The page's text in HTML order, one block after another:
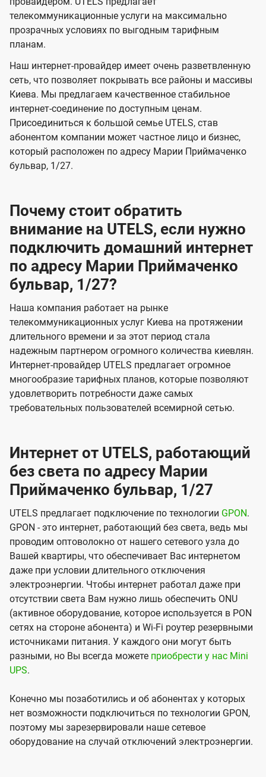
s
д
е
н
и
я
д
е
и
я
телекоммуникационные услуги на максимально
прозрачных условиях по выгодным тарифным
планам.
Наш интернет-провайдер имеет очень разветвленную
сеть, что позволяет покрывать все районы и массивы
Киева. Мы предлагаем качественное стабильное
интернет-соединение по доступным ценам.
Присоединиться к большой семье UTELS, став
абонентом компании может частное лицо и бизнес,
который расположен по адресу Марии Приймаченко
бульвар, 1/27.
Почему стоит обратить
внимание на UTELS, если нужно
подключить домашний интернет
по адресу Марии Приймаченко
бульвар, 1/27?
Наша компания работает на рынке
телекоммуникационных услуг Киева на протяжении
длительного времени и за этот период стала
надежным партнером огромного количества киевлян.
Интернет-провайдер UTELS предлагает огромное
многообразие тарифных планов, которые позволяют
удовлетворить потребности даже самых
требовательных пользователей всемирной сетью.
Интернет от UTELS, работающий
без света по адресу Марии
Приймаченко бульвар, 1/27
UTELS предлагает подключение по технологии GPON.
GPON - это интернет, работающий без света, ведь мы
проводим оптоволокно от нашего сетевого узла до
Вашей квартиры, что обеспечивает Вас интернетом
даже при условии длительного отключения
электроэнергии. Чтобы интернет работал даже при
отсутствии света Вам нужно лишь обеспечить ONU
(активное оборудование, которое используется в PON
сетях на стороне абонента) и Wi-Fi роутер резервными
источниками питания. У каждого они могут быть
разными, но Вы всегда можете приобрести у нас Mini
UPS.
Конечно мы позаботились и об абонентах у которых
нет возможности подключиться по технологии GPON,
поэтому мы зарезервировали наше сетевое
оборудование на случай отключений электроэнергии.